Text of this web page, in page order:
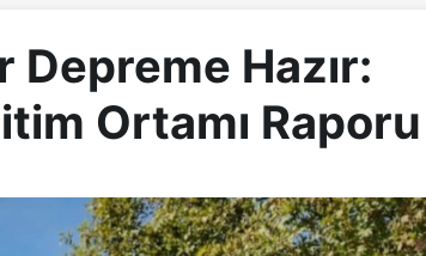
Depreme Hazır:
Ortamı Raporu